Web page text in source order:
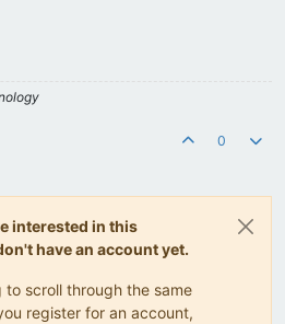
0
interested in this
have an account yet.
scroll through the same
register for an account,